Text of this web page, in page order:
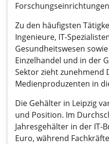
Zu den häufigsten
Ingenieure, IT-
Gesundheitswesen
Einzelhandel und in der
Sektor zieht zunehmend
Medienproduzenten in
Die Gehälter in Leipzig
und Position. Im
Jahresgehälter in der IT-
Euro, während